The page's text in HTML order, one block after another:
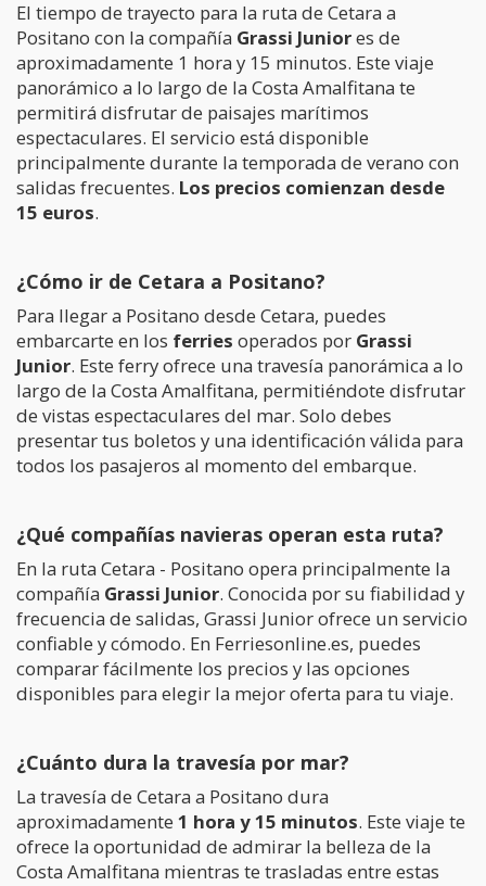
El tiempo de trayecto para la ruta de Cetara a
Positano con la compañía Grassi Juniores de
aproximadamente 1 hora y 15 minutos. Este viaje
panorámico a lo largo de la Costa Amalfitana te
permitirá disfrutar de paisajes marítimos
espectaculares. El servicio está disponible
principalmente durante la temporada de verano con
salidas frecuentes. Los precios comienzan desde
15 euros.
¿Cómo ir de Cetara a Positano?
Para llegar a Positano desde Cetara, puedes
embarcarte en los ferries operados por Grassi
Junior. Este ferry ofrece una travesía panorámica a lo
largo de la Costa Amalfitana, permitiéndote disfrutar
de vistas espectaculares del mar. Solo debes
presentar tus boletos y una identificación válida para
todos los pasajeros al momento del embarque.
¿Qué compañías navieras operan esta ruta?
En la ruta Cetara - Positano opera principalmente la
compañía Grassi Junior. Conocida por su fiabilidad y
frecuencia de salidas, Grassi Junior ofrece un servicio
confiable y cómodo. En Ferriesonline.es, puedes
comparar fácilmente los precios y las opciones
disponibles para elegir la mejor oferta para tu viaje.
¿Cuánto dura la travesía por mar?
La travesía de Cetara a Positano dura
aproximadamente 1 hora y 15 minutos. Este viaje te
ofrece la oportunidad de admirar la belleza de la
Costa Amalfitana mientras te trasladas entre estas